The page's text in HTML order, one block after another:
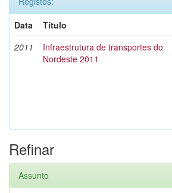
Data
Título
2011
Infraestrutura de transportes do
Nordeste 2011
Refinar
Assunto